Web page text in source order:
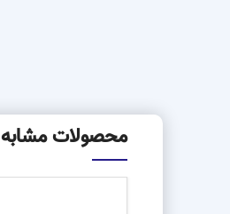
محصولات مشابه